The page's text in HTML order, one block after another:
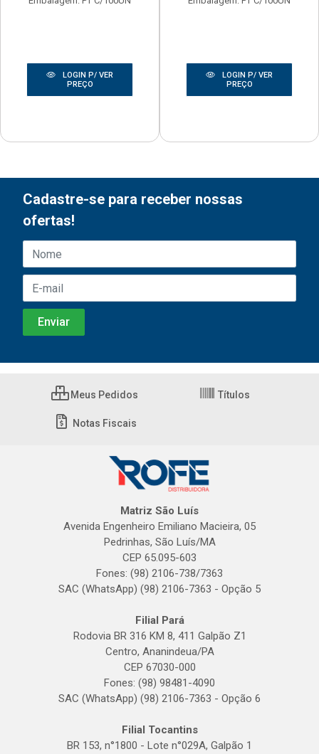
LOGIN P/ VER
PREÇO
LOGIN P/ VER
PREÇO
Cadastre-se para receber nossas
ofertas!
Meus Pedidos Títulos
Notas Fiscais
Matriz São Luís
Avenida Engenheiro Emiliano Macieira, 05
Pedrinhas, São Luís/MA
CEP 65.095-603
Fones: (98) 2106-738/7363
SAC (WhatsApp) (98) 2106-7363 - Opção 5
Filial Pará
Rodovia BR 316 KM 8, 411 Galpão Z1
Centro, Ananindeua/PA
CEP 67030-000
Fones: (98) 98481-4090
SAC (WhatsApp) (98) 2106-7363 - Opção 6
Filial Tocantins
BR 153, n°1800 - Lote n°029A, Galpão 1